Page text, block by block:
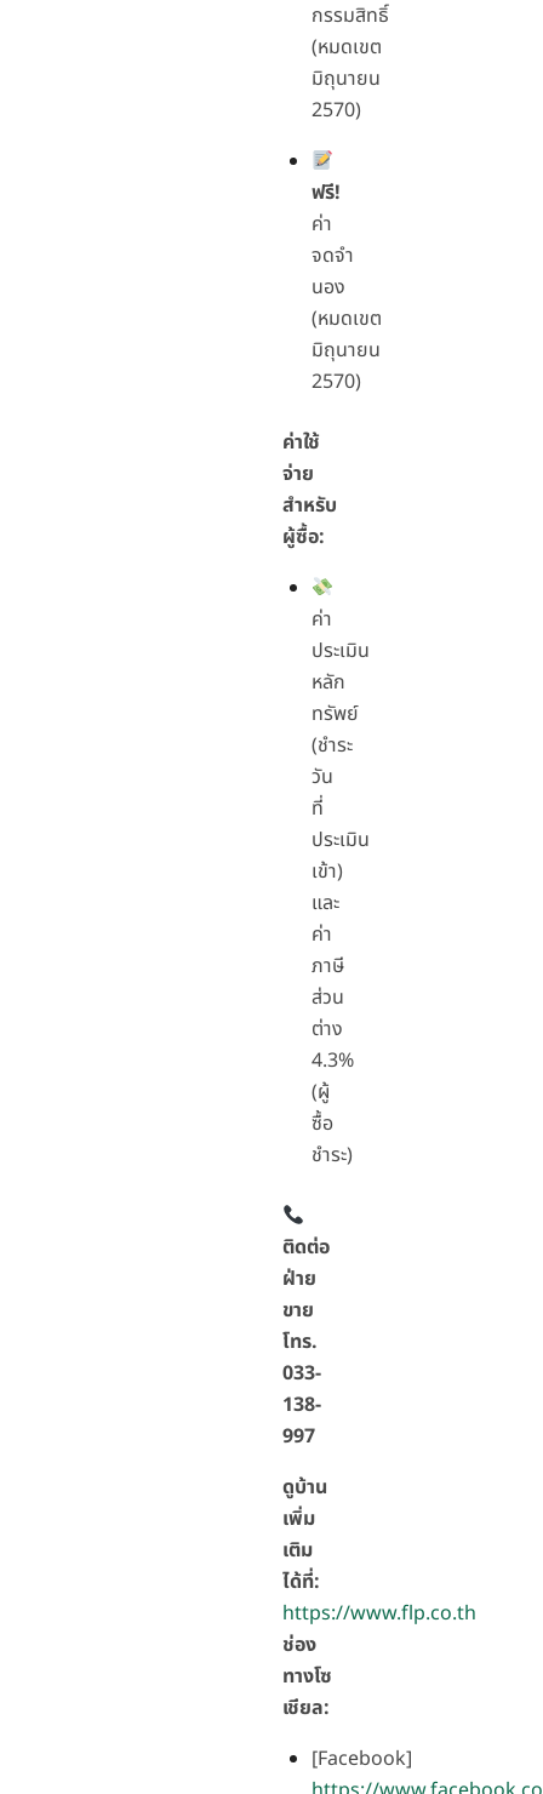
กรรมสิทธิ์
(หมดเขต
มิถุนายน
2570)
ฟรี!
ค่า
จดจำ
นอง
(หมดเขต
มิถุนายน
2570)
ค่าใช้
จ่าย
สำหรับ
ผู้ซื้อ:
ค่า
ประเมิน
หลัก
ทรัพย์
(ชำระ
วัน
ที่
ประเมิน
เข้า)
และ
ค่า
ภาษี
ส่วน
ต่าง
4.3%
(ผู้
ซื้อ
ชำระ)
ติดต่อ
ฝ่าย
ขาย
โทร.
033-
138-
997
ดูบ้าน
เพิ่ม
เติม
ได้ที่:
https://www.flp.co.th
ช่อง
ทางโซ
เชียล:
[Facebook]